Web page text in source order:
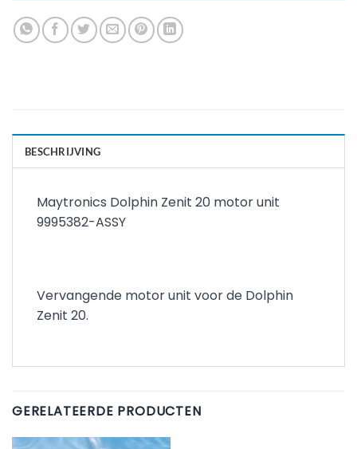
BESCHRIJVING
Maytronics Dolphin Zenit 20 motor unit
9995382-ASSY
Vervangende motor unit voor de Dolphin
Zenit 20.
GERELATEERDE PRODUCTEN